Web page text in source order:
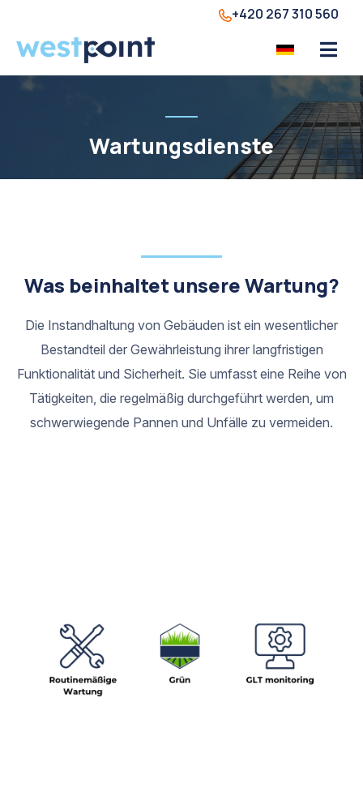
+420 267 310 560
Wartungsdienste
Was beinhaltet unsere Wartung?
Die Instandhaltung von Gebäuden ist ein wesentlicher
Bestandteil der Gewährleistung ihrer langfristigen
Funktionalität und Sicherheit. Sie umfasst eine Reihe von
Tätigkeiten, die regelmäßig durchgeführt werden, um
schwerwiegende Pannen und Unfälle zu vermeiden.